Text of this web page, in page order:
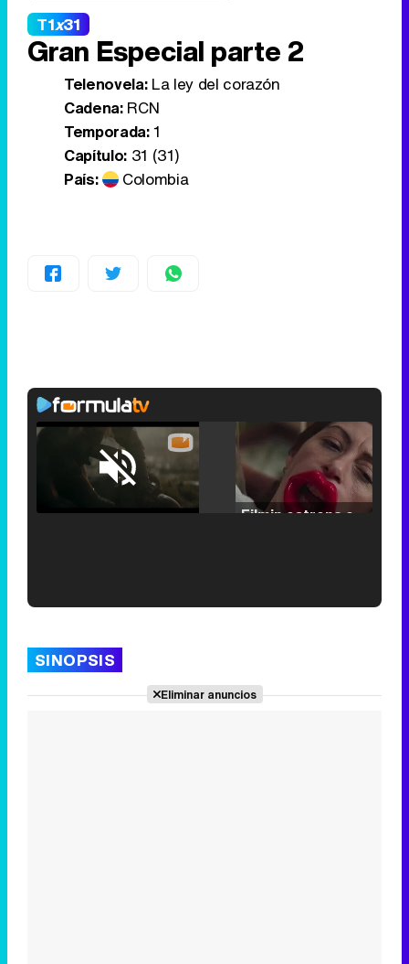
T1x31
Gran Especial parte 2
Telenovela:La ley del corazón
Cadena:RCN
Temporada:1
Capítulo:31 (31)
País:
Colombia
Unmute /
Loaded:
25.30%
SINOPSIS
Eliminar anuncios